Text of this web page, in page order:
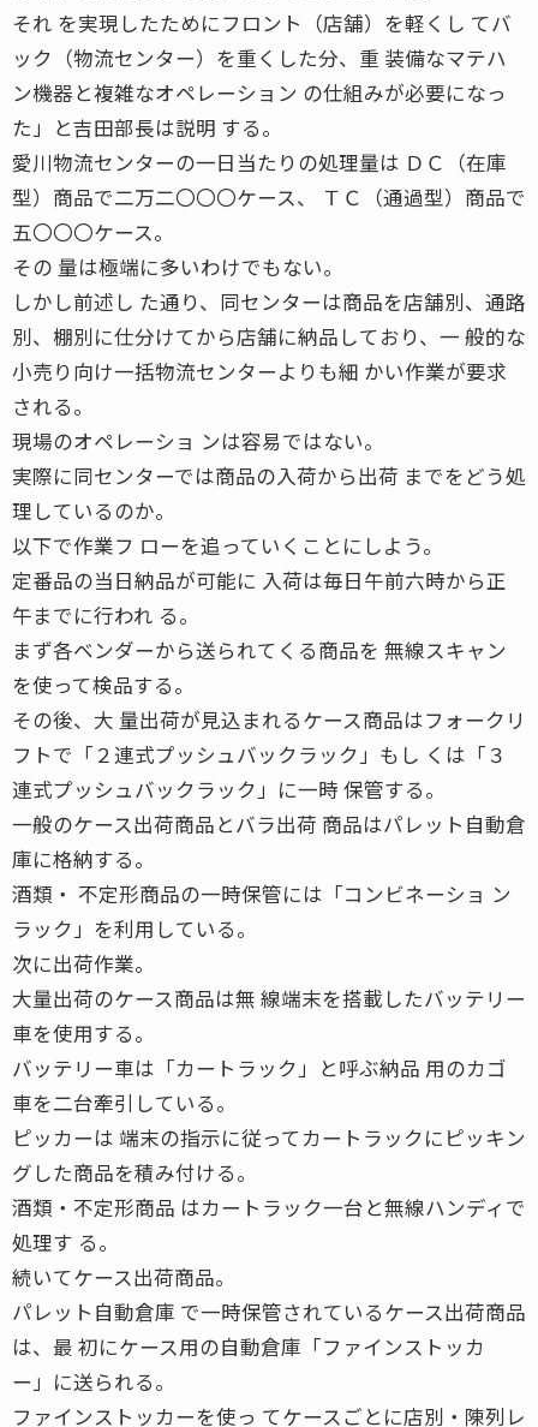
それ を実現したためにフロント（店舗）を軽くし てバ
ック（物流センター）を重くした分、重 装備なマテハ
ン機器と複雑なオペレーション の仕組みが必要になっ
た」と吉田部長は説明 する。
愛川物流センターの一日当たりの処理量は ＤＣ（在庫
型）商品で二万二〇〇〇ケース、 ＴＣ（通過型）商品で
五〇〇〇ケース。
その 量は極端に多いわけでもない。
しかし前述し た通り、同センターは商品を店舗別、通路
別、棚別に仕分けてから店舗に納品しており、一 般的な
小売り向け一括物流センターよりも細 かい作業が要求
される。
現場のオペレーショ ンは容易ではない。
実際に同センターでは商品の入荷から出荷 までをどう処
理しているのか。
以下で作業フ ローを追っていくことにしよう。
定番品の当日納品が可能に 入荷は毎日午前六時から正
午までに行われ る。
まず各ベンダーから送られてくる商品を 無線スキャン
を使って検品する。
その後、大 量出荷が見込まれるケース商品はフォークリ
フトで「２連式プッシュバックラック」もし くは「３
連式プッシュバックラック」に一時 保管する。
一般のケース出荷商品とバラ出荷 商品はパレット自動倉
庫に格納する。
酒類・ 不定形商品の一時保管には「コンビネーショ ン
ラック」を利用している。
次に出荷作業。
大量出荷のケース商品は無 線端末を搭載したバッテリー
車を使用する。
バッテリー車は「カートラック」と呼ぶ納品 用のカゴ
車を二台牽引している。
ピッカーは 端末の指示に従ってカートラックにピッキン
グした商品を積み付ける。
酒類・不定形商品 はカートラック一台と無線ハンディで
処理す る。
続いてケース出荷商品。
パレット自動倉庫 で一時保管されているケース出荷商品
は、最 初にケース用の自動倉庫「ファインストッカ
ー」に送られる。
ファインストッカーを使っ てケースごとに店別・陳列レ